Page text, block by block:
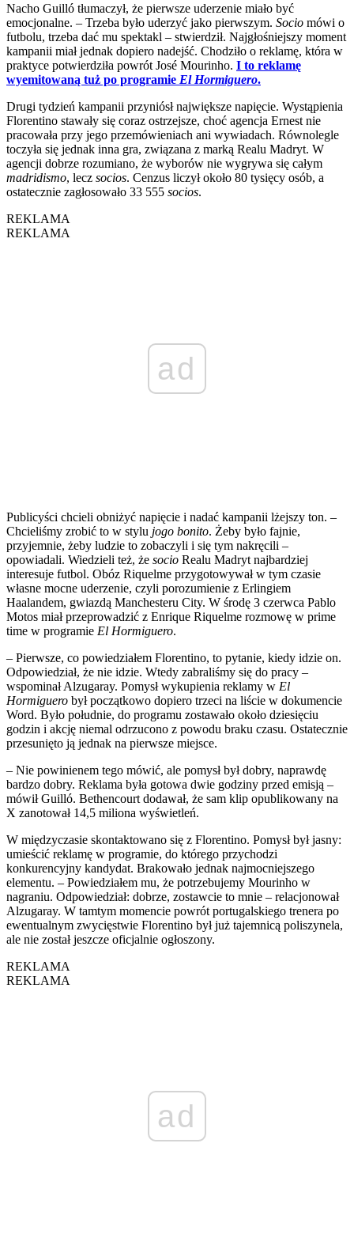
Nacho Guilló tłumaczył, że pierwsze uderzenie miało być
emocjonalne. – Trzeba było uderzyć jako pierwszym. Socio mówi o
futbolu, trzeba dać mu spektakl – stwierdził. Najgłośniejszy moment
kampanii miał jednak dopiero nadejść. Chodziło o reklamę, która w
praktyce potwierdziła powrót José Mourinho. I to reklamę
wyemitowaną tuż po programie El Hormiguero.
Drugi tydzień kampanii przyniósł największe napięcie. Wystąpienia
Florentino stawały się coraz ostrzejsze, choć agencja Ernest nie
pracowała przy jego przemówieniach ani wywiadach. Równolegle
toczyła się jednak inna gra, związana z marką Realu Madryt. W
agencji dobrze rozumiano, że wyborów nie wygrywa się całym
madridismo, lecz socios. Cenzus liczył około 80 tysięcy osób, a
ostatecznie zagłosowało 33 555 socios.
REKLAMA
REKLAMA
ad
Publicyści chcieli obniżyć napięcie i nadać kampanii lżejszy ton. –
Chcieliśmy zrobić to w stylu jogo bonito. Żeby było fajnie,
przyjemnie, żeby ludzie to zobaczyli i się tym nakręcili –
opowiadali. Wiedzieli też, że socio Realu Madryt najbardziej
interesuje futbol. Obóz Riquelme przygotowywał w tym czasie
własne mocne uderzenie, czyli porozumienie z Erlingiem
Haalandem, gwiazdą Manchesteru City. W środę 3 czerwca Pablo
Motos miał przeprowadzić z Enrique Riquelme rozmowę w prime
time w programie El Hormiguero.
– Pierwsze, co powiedziałem Florentino, to pytanie, kiedy idzie on.
Odpowiedział, że nie idzie. Wtedy zabraliśmy się do pracy –
wspominał Alzugaray. Pomysł wykupienia reklamy w El
Hormiguero był początkowo dopiero trzeci na liście w dokumencie
Word. Było południe, do programu zostawało około dziesięciu
godzin i akcję niemal odrzucono z powodu braku czasu. Ostatecznie
przesunięto ją jednak na pierwsze miejsce.
– Nie powinienem tego mówić, ale pomysł był dobry, naprawdę
bardzo dobry. Reklama była gotowa dwie godziny przed emisją –
mówił Guilló. Bethencourt dodawał, że sam klip opublikowany na
X zanotował 14,5 miliona wyświetleń.
W międzyczasie skontaktowano się z Florentino. Pomysł był jasny:
umieścić reklamę w programie, do którego przychodzi
konkurencyjny kandydat. Brakowało jednak najmocniejszego
elementu. – Powiedziałem mu, że potrzebujemy Mourinho w
nagraniu. Odpowiedział: dobrze, zostawcie to mnie – relacjonował
Alzugaray. W tamtym momencie powrót portugalskiego trenera po
ewentualnym zwycięstwie Florentino był już tajemnicą poliszynela,
ale nie został jeszcze oficjalnie ogłoszony.
REKLAMA
REKLAMA
ad